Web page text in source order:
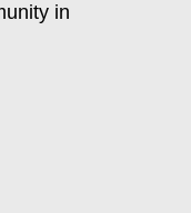
in